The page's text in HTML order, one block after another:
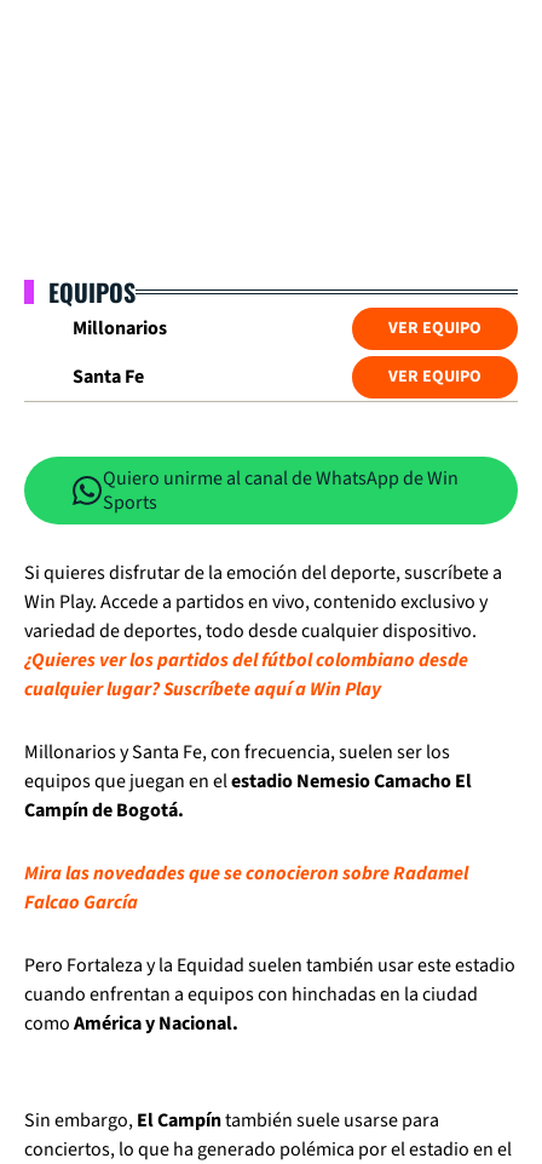
EQUIPOS
Millonarios VER EQUIPO
Santa Fe VER EQUIPO
Quiero unirme al canal de WhatsApp de Win
Sports
Si quieres disfrutar de la emoción del deporte, suscríbete a
Win Play. Accede a partidos en vivo, contenido exclusivo y
variedad de deportes, todo desde cualquier dispositivo.
¿Quieres ver los partidos del fútbol colombiano desde
cualquier lugar? Suscríbete aquí a Win Play
Millonarios y Santa Fe, con frecuencia, suelen ser los
equipos que juegan en elestadio Nemesio Camacho El
Campín de Bogotá.
Mira las novedades que se conocieron sobre Radamel
Falcao García
Pero Fortaleza y la Equidad suelen también usar este estadio
cuando enfrentan a equipos con hinchadas en la ciudad
comoAmérica y Nacional.
Sin embargo,El Campíntambién suele usarse para
conciertos, lo que ha generado polémica por el estadio en el